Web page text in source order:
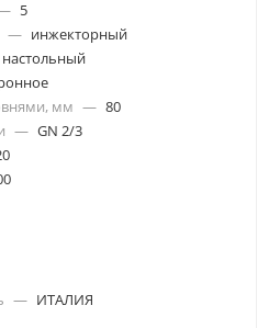
5
— инжекторный
настольный
мм — 80
— GN 2/3
— ИТАЛИЯ